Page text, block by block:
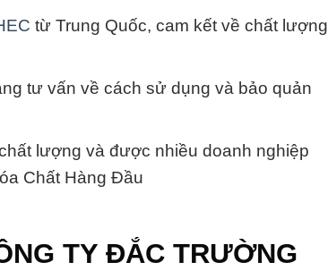
từ Trung Quốc, cam kết về chất lượng
tư vấn về cách sử dụng và bảo quản
lượng và được nhiều doanh nghiệp
Chất Hàng Đầu
TY ĐẮC TRƯỜNG